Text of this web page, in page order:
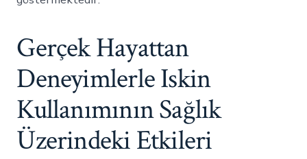
Gerçek Hayattan
Deneyimlerle Iskin
Kullanımının Sağlık
Üzerindeki Etkileri